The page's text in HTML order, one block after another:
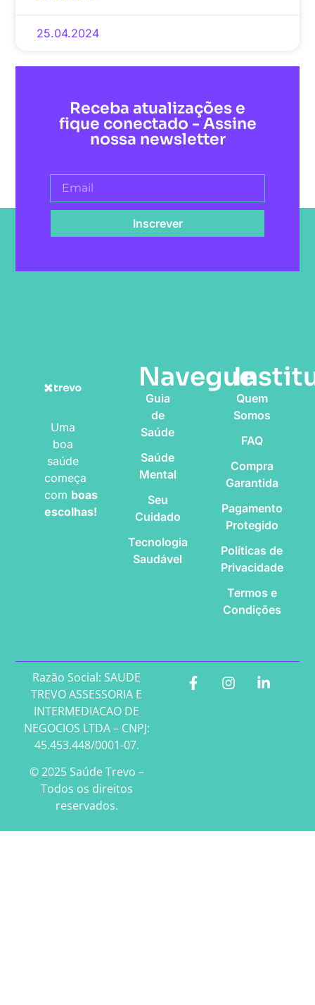
25.04.2024
Receba atualizações e
fique conectado - Assine
nossa newsletter
Inscrever
Uma
boa
saúde
começa
com boas
escolhas!
Navegue
Guia
de
Saúde
Saúde
Mental
Seu
Cuidado
Tecnologia
Saudável
Quem
Somos
FAQ
Compra
Garantida
Pagamento
Protegido
Políticas de
Privacidade
Termos e
Condições
Razão Social: SAUDE
TREVO ASSESSORIA E
INTERMEDIACAO DE
NEGOCIOS LTDA – CNPJ:
45.453.448/0001-07.
© 2025 Saúde Trevo –
Todos os direitos
reservados.